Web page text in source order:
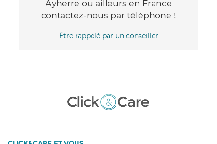
Ayherre ou ailleurs en France
contactez-nous par téléphone !
Être rappelé par un conseiller